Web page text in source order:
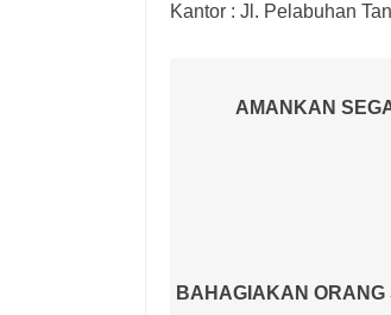
Kantor : Jl. Pelabuhan
AMANKAN
BAHAGIAKAN